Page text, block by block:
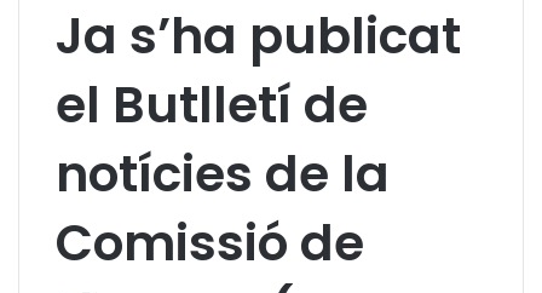
Ja s’ha publicat
el Butlletí de
notícies de la
Comissió de